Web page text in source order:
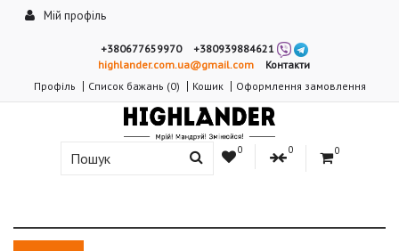
Мій профіль
+380677659970
+380939884621
highlander.com.ua@gmail.com
Контакти
Профіль
Список бажань (0) Кошик Оформлення замовлення
0 0 0